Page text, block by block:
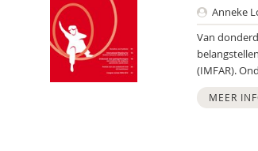
Anneke
Van
(IMFAR).
MEER